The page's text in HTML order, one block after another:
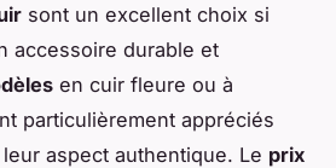
sont un excellent choix si
accessoire durable et
en cuir fleure ou à
particulièrement appréciés
aspect authentique. Le prix